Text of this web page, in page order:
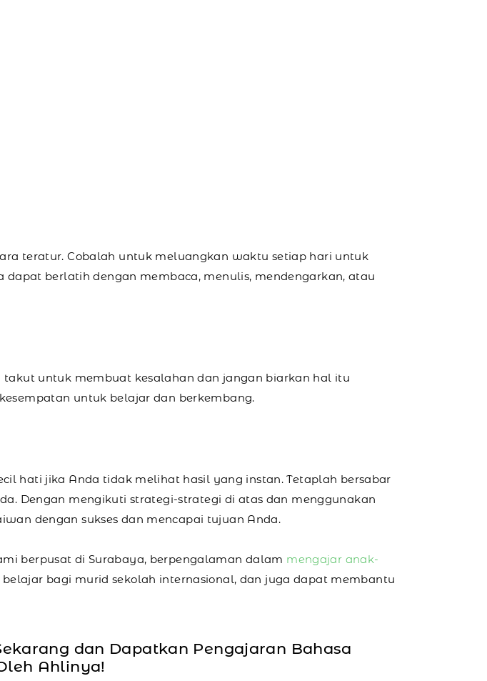
teratur. Cobalah untuk meluangkan waktu setiap hari untuk
dapat berlatih dengan membaca, menulis, mendengarkan, atau
untuk membuat kesalahan dan jangan biarkan hal itu
untuk belajar dan berkembang.
hati jika Anda tidak melihat hasil yang instan. Tetaplah bersabar
Dengan mengikuti strategi-strategi di atas dan menggunakan
dengan sukses dan mencapai tujuan Anda.
berpusat di Surabaya, berpengalaman dalam mengajar anak-
bagi murid sekolah internasional, dan juga dapat membantu
dan Dapatkan Pengajaran Bahasa
Ahlinya!